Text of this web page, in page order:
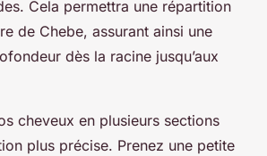
Cela permettra une répartition
de Chebe, assurant ainsi une
dès la racine jusqu’aux
cheveux en plusieurs sections
plus précise. Prenez une petite